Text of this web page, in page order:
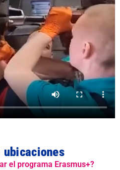
el programa Erasmus+?